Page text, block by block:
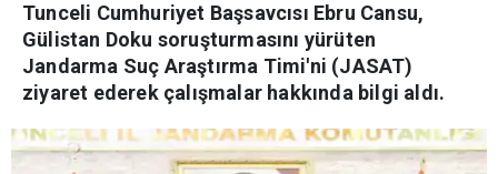
Tunceli Cumhuriyet Başsavcısı Ebru Cansu,
Gülistan Doku soruşturmasını yürüten
Jandarma Suç Araştırma Timi'ni (JASAT)
ziyaret ederek çalışmalar hakkında bilgi aldı.